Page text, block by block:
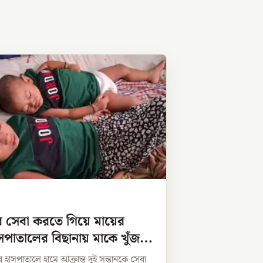
সেবা করতে গিয়ে মায়ের
বিছানায় মাকে খুঁজছে
হাসপাতালে হামে আক্রান্ত দুই সন্তানকে সেবা